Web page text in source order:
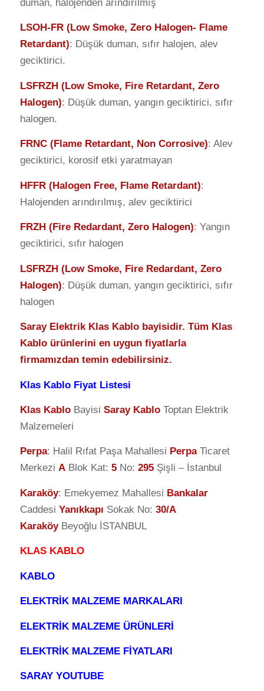
duman, halojenden arındırılmış
LSOH-FR (Low Smoke, Zero Halogen- Flame
Retardant): Düşük duman, sıfır halojen, alev
geciktirici.
LSFRZH (Low Smoke, Fire Retardant, Zero
Halogen): Düşük duman, yangın geciktirici, sıfır
halogen.
FRNC (Flame Retardant, Non Corrosive): Alev
geciktirici, korosif etki yaratmayan
HFFR (Halogen Free, Flame Retardant):
Halojenden arındırılmış, alev geciktirici
FRZH (Fire Redardant, Zero Halogen): Yangın
geciktirici, sıfır halogen
LSFRZH (Low Smoke, Fire Redardant, Zero
Halogen): Düşük duman, yangın geciktirici, sıfır
halogen
Saray Elektrik Klas Kablo bayisidir. Tüm Klas
Kablo ürünlerini en uygun fiyatlarla
firmamızdan temin edebilirsiniz.
Klas Kablo Fiyat Listesi
Klas Kablo Bayisi Saray KabloToptan Elektrik
Malzemeleri
Perpa: Halil Rıfat Paşa Mahallesi PerpaTicaret
Merkezi ABlok Kat: 5No: 295Şişli – İstanbul
Karaköy: Emekyemez Mahallesi Bankalar
Caddesi Yanıkkapı Sokak No: 30/A
KaraköyBeyoğlu İSTANBUL
KLAS KABLO
KABLO
ELEKTRİK MALZEME MARKALARI
ELEKTRİK MALZEME ÜRÜNLERİ
ELEKTRİK MALZEME FİYATLARI
SARAY YOUTUBE